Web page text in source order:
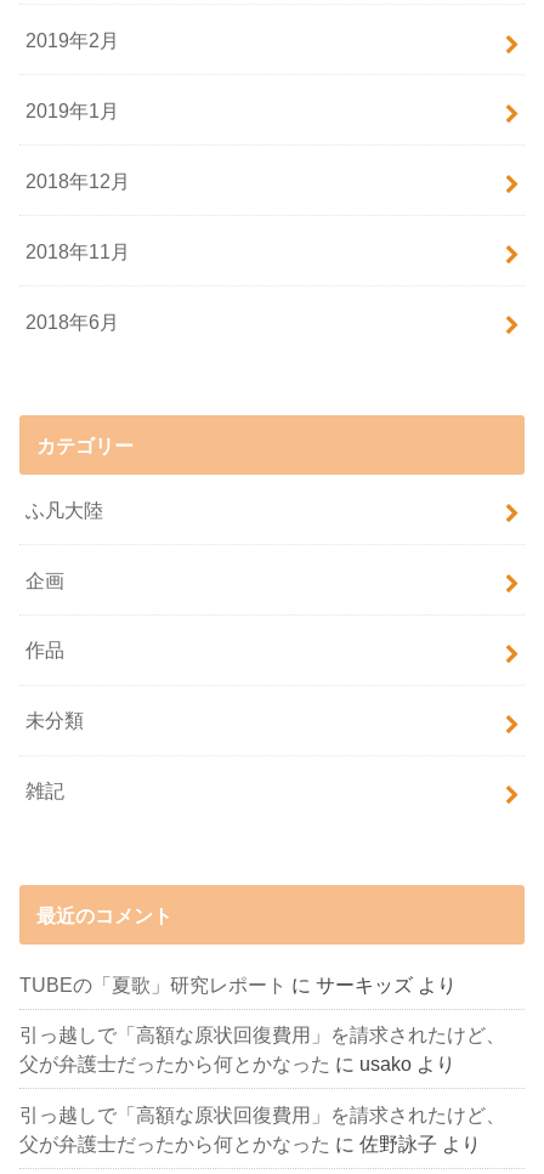
2019年2月
2019年1月
2018年12月
2018年11月
2018年6月
カテゴリー
ふ凡大陸
企画
作品
未分類
雑記
最近のコメント
TUBEの「夏歌」研究レポート にサーキッズ より
引っ越しで「高額な原状回復費用」を請求されたけど、
父が弁護士だったから何とかなった に usako より
引っ越しで「高額な原状回復費用」を請求されたけど、
父が弁護士だったから何とかなった に佐野詠子 より